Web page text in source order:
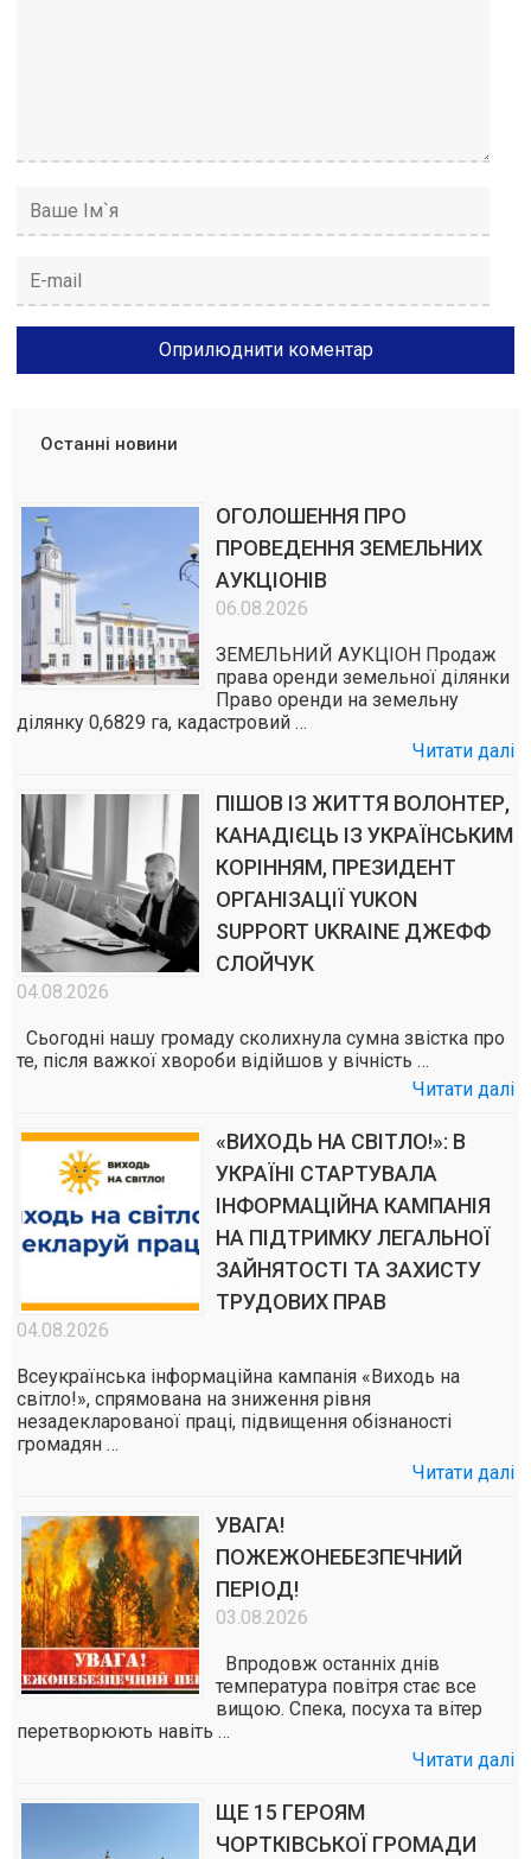
Останні новини
ОГОЛОШЕННЯ ПРО
ПРОВЕДЕННЯ ЗЕМЕЛЬНИХ
АУКЦІОНІВ
06.08.2026
ЗЕМЕЛЬНИЙ АУКЦІОН Продаж
права оренди земельної ділянки
Право оренди на земельну
ділянку 0,6829 га, кадастровий …
Читати далі
ПІШОВ ІЗ ЖИТТЯ ВОЛОНТЕР,
КАНАДІЄЦЬ ІЗ УКРАЇНСЬКИМ
КОРІННЯМ, ПРЕЗИДЕНТ
ОРГАНІЗАЦІЇ YUKON
SUPPORT UKRAINE ДЖЕФФ
СЛОЙЧУК
04.08.2026
Сьогодні нашу громаду сколихнула сумна звістка про
те, після важкої хвороби відійшов у вічність …
Читати далі
«ВИХОДЬ НА СВІТЛО!»: В
УКРАЇНІ СТАРТУВАЛА
ІНФОРМАЦІЙНА КАМПАНІЯ
НА ПІДТРИМКУ ЛЕГАЛЬНОЇ
ЗАЙНЯТОСТІ ТА ЗАХИСТУ
ТРУДОВИХ ПРАВ
04.08.2026
Всеукраїнська інформаційна кампанія «Виходь на
світло!», спрямована на зниження рівня
незадекларованої праці, підвищення обізнаності
громадян …
Читати далі
УВАГА!
ПОЖЕЖОНЕБЕЗПЕЧНИЙ
ПЕРІОД!
03.08.2026
Впродовж останніх днів
температура повітря стає все
вищою. Спека, посуха та вітер
перетворюють навіть …
Читати далі
ЩЕ 15 ГЕРОЯМ
ЧОРТКІВСЬКОЇ ГРОМАДИ